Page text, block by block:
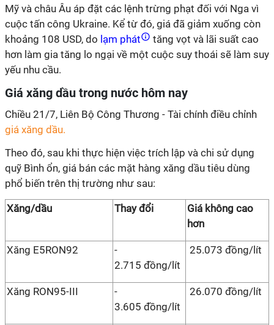
Mỹ và châu Âu áp đặt các lệnh trừng phạt đối với Nga vì
cuộc tấn công Ukraine. Kể từ đó, giá đã giảm xuống còn
khoảng 108 USD, do lạm phát
tăng vọt và lãi suất cao
hơn làm gia tăng lo ngại về một cuộc suy thoái sẽ làm suy
yếu nhu cầu.
Giá xăng dầu trong nước hôm nay
Chiều 21/7, Liên Bộ Công Thương - Tài chính điều chỉnh
giá xăng dầu.
Theo đó, sau khi thực hiện việc trích lập và chi sử dụng
quỹ Bình ổn, giá bán các mặt hàng xăng dầu tiêu dùng
phổ biến trên thị trường như sau:
Xăng/dầu Thay đổi
Giá không cao
hơn
Xăng E5RON92
-
2.715 đồng/lít
25.073 đồng/lít
Xăng RON95-III
-
3.605 đồng/lít
26.070 đồng/lít